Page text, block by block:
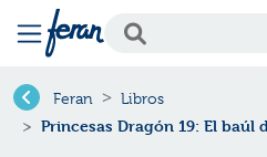
Feran Libros
Princesas Dragón 19: El baúl